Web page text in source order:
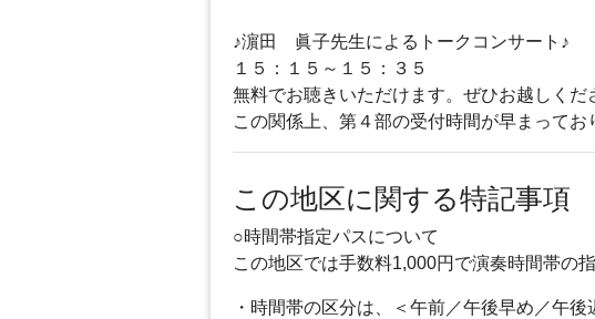
♪濵田 眞子先生によるトークコンサート♪
１５：１５～１５：３５
無料でお聴きいただけます。ぜひお越しくだ
この関係上、第４部の受付時間が早まってお
この地区に関する特記事項
○時間帯指定パスについて
この地区では手数料1,000円で演奏時間帯の
・時間帯の区分は、＜午前／午後早め／午後